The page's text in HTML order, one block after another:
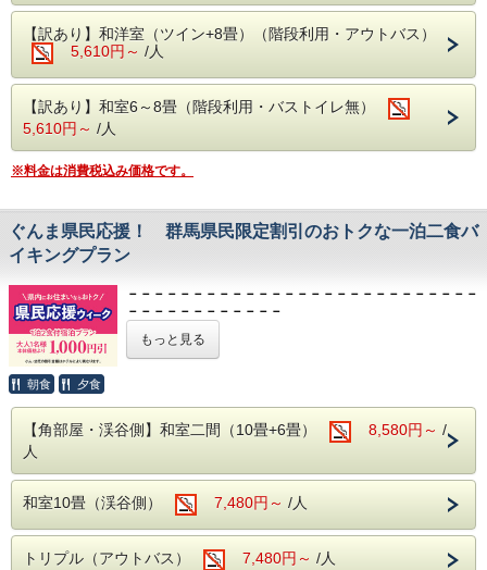
本館の露天風呂は片品渓谷の流れを感じながら入浴でき
秋は紅葉を冬は雪見をしながらの入浴にも風情があります。
■館内設備■
・カラオケ
・卓球
・麻雀ルーム（手積み麻雀卓）
楽しくホテルライフをお過ごしください。
■周辺観光案内■
り開催。
沼田インター近くの原田農園では一年中果物狩りを家族で・
群生しております。
紅葉の見所はには【吹割りの滝】や【尾瀬】がおススメ！
吹割りの滝は当館よりお車で約7分
09月06日 ～ 09月11日
10月04日 ～ 10月09日
11月15日 ～ 11月20日
※店舗除外日8月23日 8月28日
9月11日 10月9日 11月20日
期間中でも、金曜日チェックインからの２連泊はご利用いた
※2026年5月より期間中でも木曜日チェックインからの2連
泊は
※別途入湯税が必要です。
老神（おいがみ）の豊かな自然に包まれ、何もしない贅沢な
飲んで、食べて、名湯に浸かる。
2泊3日の「ゆとり旅」を、ぜひこの機会にご利用くださ
い。
・お夕食は約50品目のバイキング!
ソフトドリンクはもちろん、アルコール類
・ご朝食は、和洋バイキング!
お好きなだけお召し上がりください。
老神伝説残る歴史ある名湯!
【訳あり】和洋室（ツイン+8畳）（階段利用・アウトバス）
5,610円～ /人
【訳あり】和室6～8畳（階段利用・バストイレ無）
5,610円～ /人
※料金は消費税込み価格です。
ぐんま県民応援！ 群馬県民限定割引のおトクな一泊二食バ
イキングプラン
－－－－－－－－－－－－－－－－－－－－－－－－－－－
－－－－－－－－－－－－
群馬県内にお住まいなら
必見の一週間！
〓〓〓〓〓〓〓対象日〓〓〓〓〓〓〓
09月13日～09月18日
10月12日～10月16日
11月23日～11月27日
12月06日～12月11日
もっと見る
朝食 夕食
【角部屋・渓谷側】和室二間（10畳+6畳） 8,580円～ /
人
和室10畳（渓谷側） 7,480円～ /人
トリプル（アウトバス） 7,480円～ /人